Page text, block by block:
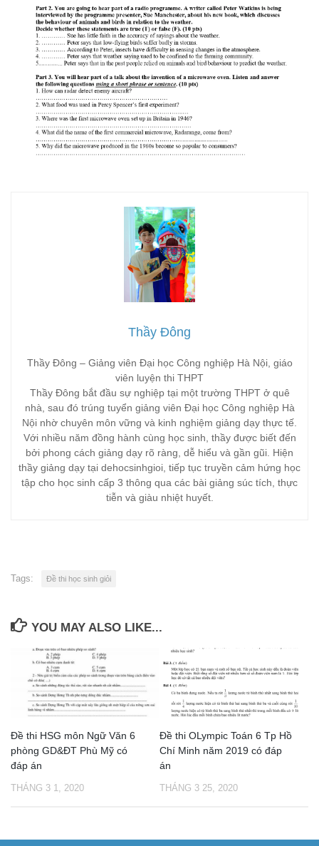
Thầy Đông
Thầy Đông – Giảng viên Đại học Công nghiệp Hà Nội, giáo
viên luyện thi THPT
Thầy Đông bắt đầu sự nghiệp tại một trường THPT ở quê
nhà, sau đó trúng tuyển giảng viên Đại học Công nghiệp Hà
Nội nhờ chuyên môn vững và kinh nghiệm giảng dạy thực tế.
Với nhiều năm đồng hành cùng học sinh, thầy được biết đến
bởi phong cách giảng dạy rõ ràng, dễ hiểu và gần gũi. Hiện
thầy giảng dạy tại dehocsinhgioi, tiếp tục truyền cảm hứng học
tập cho học sinh cấp 3 thông qua các bài giảng súc tích, thực
tiễn và giàu nhiệt huyết.
Tags: Đề thi học sinh giỏi
YOU MAY ALSO LIKE...
Đề thi HSG môn Ngữ Văn 6
phòng GD&ĐT Phù Mỹ có
đáp án
THÁNG 3 1, 2020
Đề thi OLympic Toán 6 Tp Hồ
Chí Minh năm 2019 có đáp
án
THÁNG 3 25, 2020